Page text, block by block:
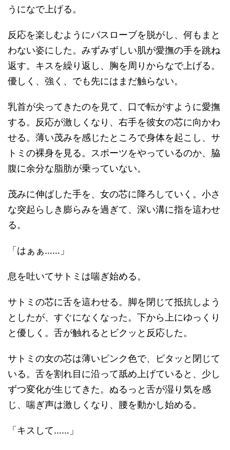
うになで上げる。
反応を楽しむようにバスローブを脱がし、何もまと
わない姿にした。みずみずしい肌が愛撫の手を跳ね
返す。キスを繰り返し、胸を周りからなで上げる。
優しく、強く、でも先にはまだ触らない。
乳首が尖ってきたのを見て、口で転がすように愛撫
する。反応が激しくなり、右手を彼女の芯に向かわ
せる。薄い茂みを感じたところで身体を起こし、サ
トミの裸身を見る。スポーツをやっているのか、脇
腹に余分な脂肪が乗っていない。
茂みに伸ばした手を、女の芯に降ろしていく。小さ
な突起らしき膨らみを過ぎて、深い溝に指を這わせ
る。
「はぁぁ……」
息を吐いてサトミは喘ぎ始める。
サトミの芯に舌を這わせる。脚を閉じて抵抗しよう
としたが、すぐになくなった。下から上にゆっくり
と優しく。舌が触れるとビクッと反応した。
サトミの女の芯は薄いピンク色で、ピタッと閉じて
いる。舌を割れ目に沿って舐め上げていると、少し
ずつ変化が生じてきた。ぬるっと舌が湿り気を感
じ、喘ぎ声は激しくなり、腰を動かし始める。
「キスして……」